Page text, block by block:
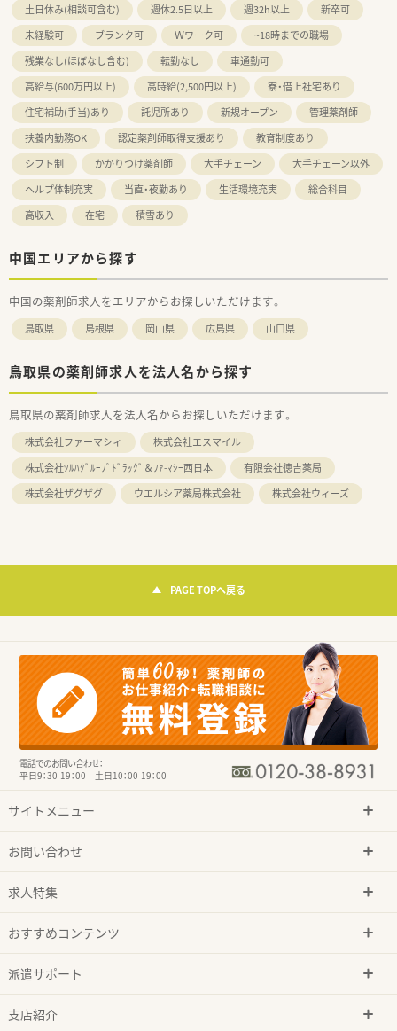
土日休み(相談可含む)
週休2.5日以上 週32h以上
新卒可
未経験可
ブランク可 Ｗワーク可
~18時までの職場
残業なし(ほぼなし含む)
転勤なし
車通勤可
高給与(600万円以上)
高時給(2,500円以上)
寮・借上社宅あり
住宅補助(手当)あり
託児所あり 新規オープン
管理薬剤師
扶養内勤務OK
認定薬剤師取得支援あり
教育制度あり
シフト制
かかりつけ薬剤師 大手チェーン
大手チェーン以外
ヘルプ体制充実
当直・夜勤あり 生活環境充実
総合科目
高収入
在宅 積雪あり
中国エリアから探す
中国の薬剤師求人をエリアからお探しいただけます。
鳥取県 島根県 岡山県 広島県 山口県
鳥取県の薬剤師求人を法人名から探す
鳥取県の薬剤師求人を法人名からお探しいただけます。
株式会社ファーマシィ
株式会社エスマイル
株式会社ﾂﾙﾊｸﾞﾙｰﾌﾟﾄﾞﾗｯｸﾞ＆ﾌｧ-ﾏｼｰ西日本
有限会社徳吉薬局
株式会社ザグザグ
ウエルシア薬局株式会社 株式会社ウィーズ
PAGE TOPへ戻る
電話でのお問い合わせ：
平日9：30-19：00 土日10：00-19：00
サイトメニュー
お問い合わせ
求人特集
おすすめコンテンツ
派遣サポート
支店紹介